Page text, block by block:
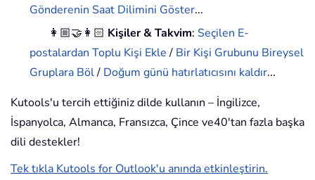
Gönderenin Saat Dilimini Göster...
👩🏼‍🤝‍👩🏻 Kişiler & Takvim: Seçilen E-
postalardan Toplu Kişi Ekle/ Bir Kişi Grubunu Bireysel
Gruplara Böl/ Doğum günü hatırlatıcısını kaldır...
Kutools'u tercih ettiğiniz dilde kullanın – İngilizce,
İspanyolca, Almanca, Fransızca, Çince ve40'tan fazla başka
dili destekler!
Tek tıkla Kutools for Outlook'u anında etkinleştirin.